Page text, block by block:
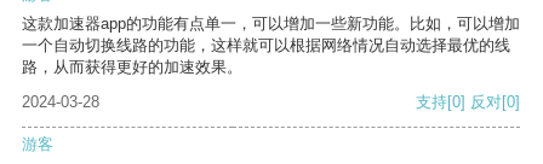
这款加速器app的功能有点单一，可以增加一些新功能。比如，可以增加
一个自动切换线路的功能，这样就可以根据网络情况自动选择最优的线
路，从而获得更好的加速效果。
2024-03-28
支持[0] 反对[0]
游客